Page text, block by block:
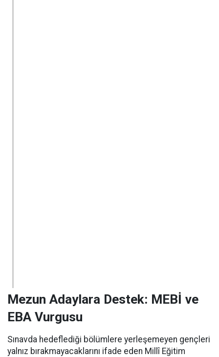
Mezun Adaylara Destek: MEBİ ve
EBA Vurgusu
Sınavda hedeflediği bölümlere yerleşemeyen gençleri
yalnız bırakmayacaklarını ifade eden Millî Eğitim